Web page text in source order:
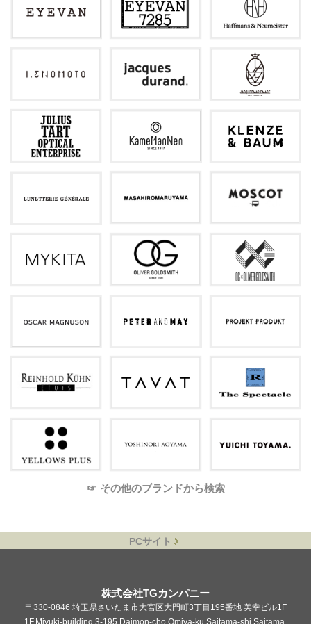
☞ その他のブランドから検索
PCサイト
株式会社TGカンパニー
〒330-0846 埼玉県さいたま市大宮区大門町3丁目195番地 美幸ビル1F
1F,Miyuki-building,3-195,Daimon-cho,Omiya-ku,Saitama-shi,Saitama,